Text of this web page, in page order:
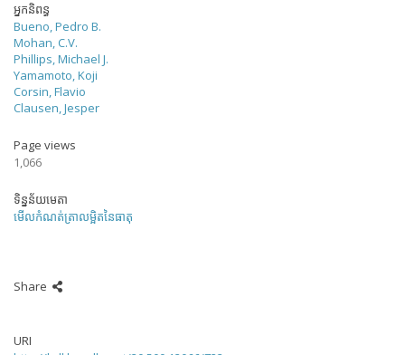
អ្នកនិពន្ធ
Bueno, Pedro B.
Mohan, C.V.
Phillips, Michael J.
Yamamoto, Koji
Corsin, Flavio
Clausen, Jesper
Page views
1,066
ទិន្នន័យមេតា
មើលកំណត់ត្រាលម្អិតនៃធាតុ
Share
URI